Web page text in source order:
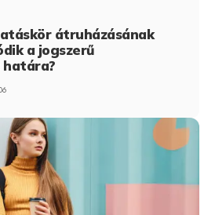
átruházásának
a jogszerű
határa?